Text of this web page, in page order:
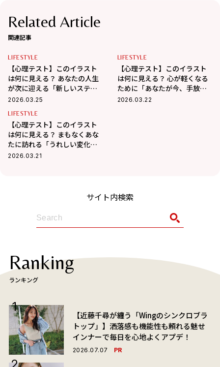
Related Article
関連記事
LIFESTYLE
【心理テスト】このイラスト
は何に見える？ あなたの人生
が次に迎える「新しいステー
ジ」がわかる！
2026.03.25
LIFESTYLE
【心理テスト】このイラスト
は何に見える？ 心が軽くなる
ために「あなたが今、手放す
べきもの」がわかる！
2026.03.22
LIFESTYLE
【心理テスト】このイラスト
は何に見える？ まもなくあな
たに訪れる「うれしい変化」
がわかる！
2026.03.21
サイト内検索
Ranking
ランキング
【近藤千尋が纏う「Wingのシンクロブラ
トップ」】洒落感も機能性も頼れる魅せ
インナーで毎日を心地よくアプデ！
2026.07.07 PR